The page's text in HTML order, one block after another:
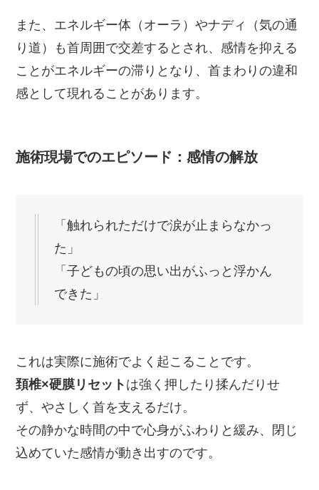
また、エネルギー体（オーラ）やナディ（気の通
り道）も首周囲で交差するとされ、感情を抑える
ことがエネルギーの滞りとなり、首まわりの違和
感として現れることがあります。
施術現場でのエピソード：感情の解放
「触れられただけで涙が止まらなかっ
た」
「子どもの頃の思い出がふっと浮かん
できた」
これは実際に施術でよく起こることです。
頚椎×硬膜リセット は強く押したり揉んだりせ
ず、やさしく首を支えるだけ。
その静かな時間の中で心身がふわりと緩み、閉じ
込めていた感情が動き出すのです。